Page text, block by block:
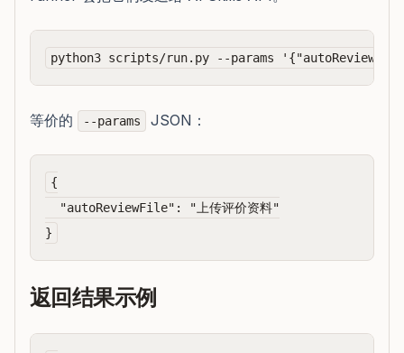
等价的 --params JSON：
{
  "autoReviewFile": "上传评价资料"
返回结果示例